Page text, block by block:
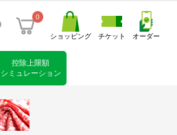
0
ショッピング チケット オーダー
控除上限額
シミュレーション